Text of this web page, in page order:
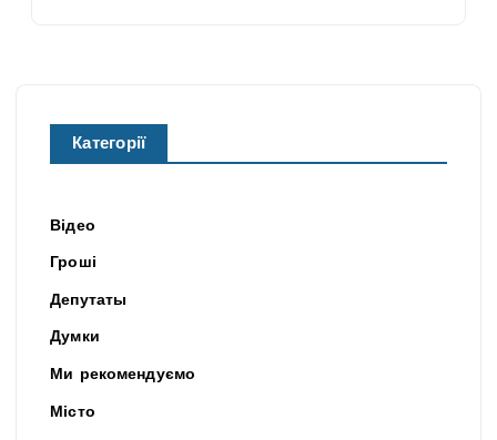
Категорії
Відео
Гроші
Депутаты
Думки
Ми рекомендуємо
Місто